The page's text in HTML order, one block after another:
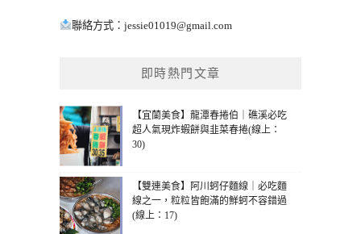
聯絡方式： jessie01019@gmail.com
即時熱門文章
【宜蘭美食】龍潭春捲伯｜礁溪必吃
超人氣現炸蝦餅與韭菜春捲(線上：
30)
【雙連美食】阿川蚵仔麵線｜必吃麵
線之一，粒粒皆飽滿的鮮蚵不容錯過
(線上：17)